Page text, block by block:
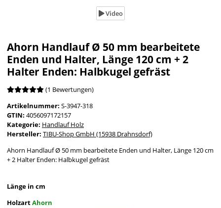
Video
Ahorn Handlauf Ø 50 mm bearbeitete
Enden und Halter, Länge 120 cm + 2
Halter Enden: Halbkugel gefräst
(1 Bewertungen)
Artikelnummer: S-3947-318
GTIN: 4056097172157
Kategorie: Handlauf Holz
Hersteller: TIBU-Shop GmbH (15938 Drahnsdorf)
Ahorn Handlauf Ø 50 mm bearbeitete Enden und Halter, Länge 120 cm
+ 2 Halter Enden: Halbkugel gefräst
Länge in cm
HolzartAhorn